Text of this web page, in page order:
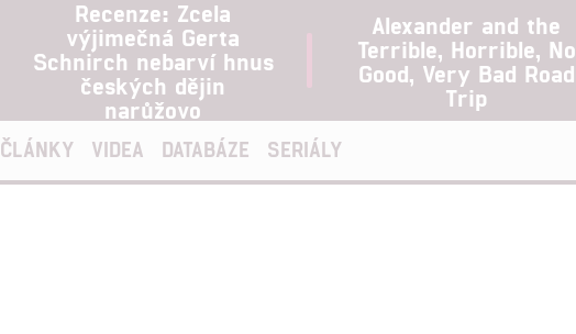
Recenze: Zcela
výjimečná Gerta
Schnirch nebarví hnus
českých dějin
narůžovo
Alexander and the
Terrible, Horrible, No
Good, Very Bad Road
Trip
ČLÁNKY VIDEA DATABÁZE SERIÁLY